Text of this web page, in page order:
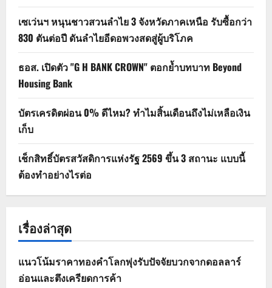
เซเว่นฯ หนุนชาวสวนลำไย 3 จังหวัดภาคเหนือ รับซื้อกว่า
830 ตันต่อปี ดันลำไยอีดอพวงสดสู่ผู้บริโภค
ธอส. เปิดตัว "G H BANK CROWN" ตอกย้ำบทบาท Beyond
Housing Bank
บัตรเครดิตผ่อน 0% ดีไหม? ทำไมสิ้นเดือนถึงไม่เหลือเงิน
เก็บ
เช็กสิทธิ์บัตรสวัสดิการแห่งรัฐ 2569 ขึ้น 3 สถานะ แบบนี้
ต้องทำอย่างไรต่อ
เรื่องล่าสุด
แนวโน้มราคาทองคำโลกพุ่งรับปัจจัยบวกจากดอลลาร์
อ่อนและตึงเครียดการค้า